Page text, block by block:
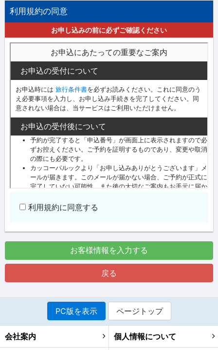
利用規約の同意
お申し込みの前に必ずご確認ください
利用規約に同意する
お客様情報を入力する
戻る
PC版を表示 ページトップ
会社案内 個人情報について